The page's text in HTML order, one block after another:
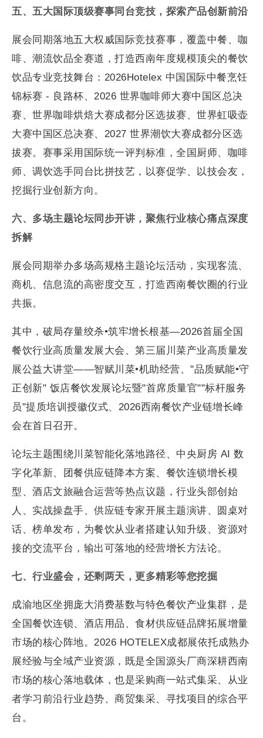
五、五大国际顶级赛事同台竞技，探索产品创新前沿
展会同期落地五大权威国际竞技赛事，覆盖中餐、咖
啡、潮流饮品全赛道，打造西南年度规模顶尖的餐饮
饮品专业竞技舞台：2026Hotelex 中国国际中餐烹饪
锦标赛 - 良路杯、2026 世界咖啡师大赛中国区总决
赛、世界咖啡烘焙大赛成都分区选拔赛、世界虹吸壶
大赛中国区总决赛、2027 世界潮饮大赛成都分区选
拔赛。赛事采用国际统一评判标准，全国厨师、咖啡
师、调饮选手同台比拼技艺，以赛促学、以技会友，
挖掘行业创新方向。
六、多场主题论坛同步开讲，聚焦行业核心痛点深度
拆解
展会同期举办多场高规格主题论坛活动，实现客流、
商机、信息流的高密度交互，打造西南餐饮圈的行业
共振。
其中，破局存量绞杀•筑牢增长根基—2026首届全国
餐饮行业高质量发展大会、第三届川菜产业高质量发
展公益大讲堂——智赋川菜•机助经营、"品质赋能•守
正创新" 饭店餐饮发展论坛暨"首席质量官""标杆服务
员"提质培训授徽仪式、2026西南餐饮产业链增长峰
会在首日召开。
论坛主题围绕川菜智能化落地路径、中央厨房 AI 数
字化革新、团餐供应链降本方案、餐饮连锁增长模
型、酒店文旅融合运营等热点议题，行业头部创始
人、实战操盘手、供应链专家开展主题演讲、圆桌对
话、榜单发布，为餐饮从业者搭建认知升级、资源对
接的交流平台，输出可落地的经营增长方法论。
七、行业盛会，还剩两天，更多精彩等您挖掘
成渝地区坐拥庞大消费基数与特色餐饮产业集群，是
全国餐饮连锁、酒店用品、食材供应链品牌拓展增量
市场的核心阵地。2026 HOTELEX成都展依托成熟办
展经验与全域产业资源，既是全国源头厂商深耕西南
市场的核心落地载体，也是采购商一站式集采、从业
者学习前沿行业趋势、商贸集采、寻找项目的综合平
台。